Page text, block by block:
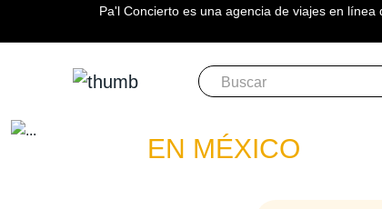
Pa'l Concierto es una agencia de viajes en
Boletos
MUSE
EN MÉXICO